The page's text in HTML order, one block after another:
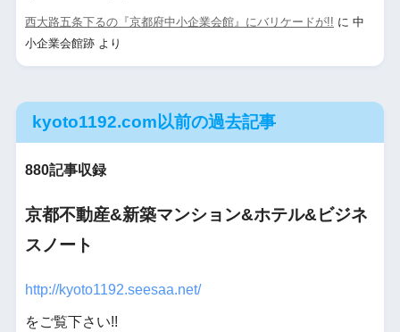
西大路五条下るの『京都府中小企業会館』にバリケードが!! に 中
小企業会館跡より
kyoto1192.com以前の過去記事
880記事収録
京都不動産&新築マンション&ホテル&ビジネ
スノート
http://kyoto1192.seesaa.net/
をご覧下さい!!